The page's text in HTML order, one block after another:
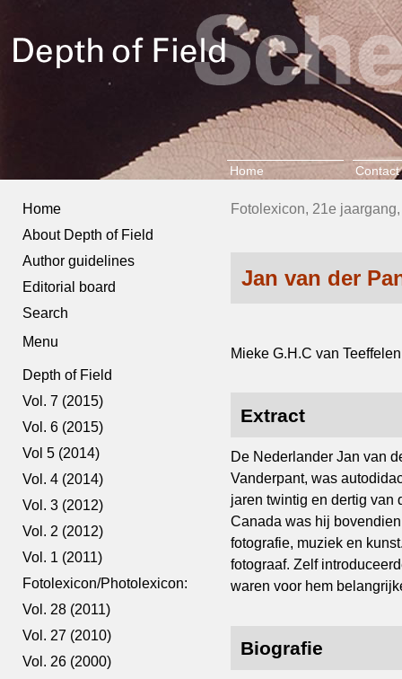
Home Contact
Home
About Depth of Field
Author guidelines
Editorial board
Search
Menu
Depth of Field
Vol. 7 (2015)
Vol. 6 (2015)
Vol 5 (2014)
Vol. 4 (2014)
Vol. 3 (2012)
Vol. 2 (2012)
Vol. 1 (2011)
Fotolexicon/Photolexicon:
Vol. 28 (2011)
Vol. 27 (2010)
Vol. 26 (2000)
Fotolexicon, 21e
Jan van der
Mieke G.H.C van Teeffelen
Extract
De Nederlander Jan van
Vanderpant, was
jaren twintig en dertig van
Canada was hij
fotografie, muziek en
fotograaf. Zelf
waren voor hem
Biografie